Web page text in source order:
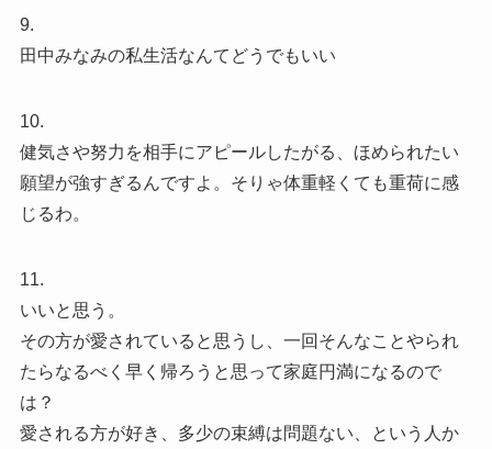
9.
田中みなみの私生活なんてどうでもいい
10.
健気さや努力を相手にアピールしたがる、ほめられたい
願望が強すぎるんですよ。そりゃ体重軽くても重荷に感
じるわ。
11.
いいと思う。
その方が愛されていると思うし、一回そんなことやられ
たらなるべく早く帰ろうと思って家庭円満になるので
は？
愛される方が好き、多少の束縛は問題ない、という人か